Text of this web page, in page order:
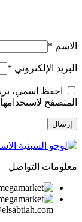
الاسم *
البريد الإلكتروني *
احفظ اسمي،
المتصفح
معلومات التواصل